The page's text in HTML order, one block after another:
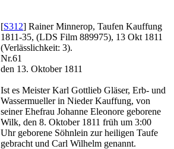
[S312] Rainer Minnerop, Taufen Kauffung
1811-35, (LDS Film 889975), 13 Okt 1811
(Verlässlichkeit: 3).
Nr.61
den 13. Oktober 1811
Ist es Meister Karl Gottlieb Gläser, Erb- und
Wassermueller in Nieder Kauffung, von
seiner Ehefrau Johanne Eleonore geborene
Wilk, den 8. Oktober 1811 früh um 3:00
Uhr geborene Söhnlein zur heiligen Taufe
gebracht und Carl Wilhelm genannt.